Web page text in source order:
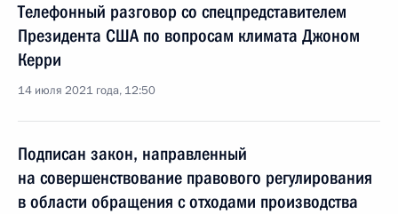
Телефонный разговор со спецпредставителем
Президента США по вопросам климата Джоном
Керри
14 июля 2021 года, 12:50
Подписан закон, направленный
на совершенствование правового регулирования
в области обращения с отходами производства